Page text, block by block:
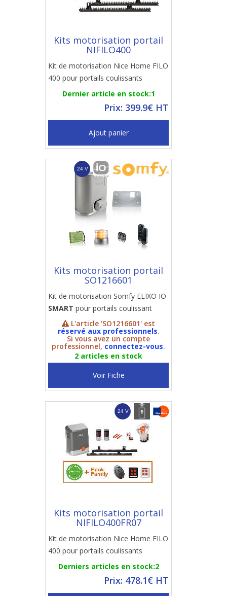
Kits motorisation portail
NIFILO400
Kit de motorisation Nice Home FILO
400 pour portails coulissants
Dernier article en stock:1
Prix: 399.9€ HT
Ajout panier
Kits motorisation portail
SO1216601
Kit de motorisation Somfy ELIXO IO
SMART pour portails coulissant
L'article 'SO1216601' est
réservé aux professionnels.
Si vous avez un compte
professionnel, connectez-vous.
2 articles en stock
Voir Fiche
Kits motorisation portail
NIFILO400FR07
Kit de motorisation Nice Home FILO
400 pour portails coulissants
Derniers articles en stock:2
Prix: 478.1€ HT